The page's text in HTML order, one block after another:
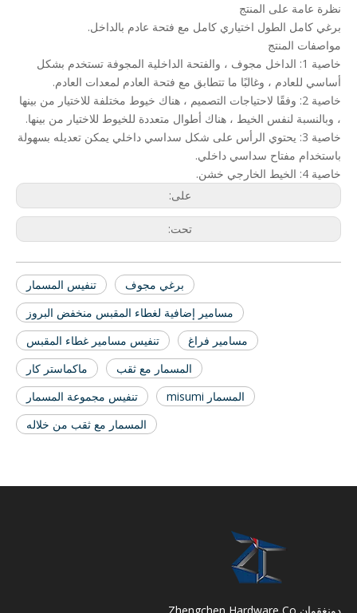
نظرة عامة على المنتج
برغي كامل الطول اختياري كامل مع فتحة عادم بالداخل.
مواصفات المنتج
خاصية 1: الداخل مجوف ، والفتحة الداخلية المجوفة تستخدم بشكل
أساسي للعادم ، وغالبًا ما تتطابق مع فتحة العادم لمعدات العادم.
خاصية 2: وفقًا لاحتياجات التصميم ، هناك خيوط مختلفة للاختيار من بينها
، وبالنسبة لنفس الخيط ، هناك أطوال متعددة للخيوط للاختيار من بينها.
خاصية 3: يحتوي الرأس على شكل سداسي داخلي يمكن تعديله بسهولة
باستخدام مفتاح سداسي داخلي.
خاصية 4: الخيط الخارجي خشن.
على:
تحت:
تنفيس المسمار
برغي مجوف
مسامير إضافية لغطاء المقبس منخفض البروز
تنفيس مسامير غطاء المقبس
مسامير فراغ
ماكماستر كار
المسمار مع ثقب
تنفيس مجموعة المسمار
المسمار misumi
المسمار مع ثقب من خلاله